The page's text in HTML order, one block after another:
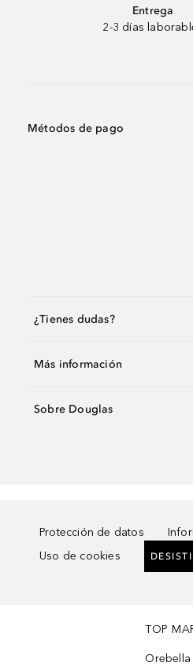
Entrega
2-3 días
Métodos de pago
¿Tienes dudas?
Más información
Sobre Douglas
Protección de datos
Uso de cookies
TOP
Orebella